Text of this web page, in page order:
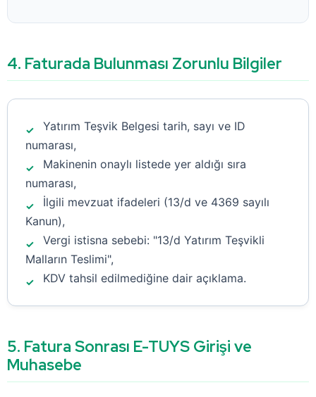
4. Faturada Bulunması Zorunlu Bilgiler
Yatırım Teşvik Belgesi tarih, sayı ve ID
numarası,
Makinenin onaylı listede yer aldığı sıra
numarası,
İlgili mevzuat ifadeleri (13/d ve 4369 sayılı
Kanun),
Vergi istisna sebebi: "13/d Yatırım Teşvikli
Malların Teslimi",
KDV tahsil edilmediğine dair açıklama.
5. Fatura Sonrası E-TUYS Girişi ve
Muhasebe